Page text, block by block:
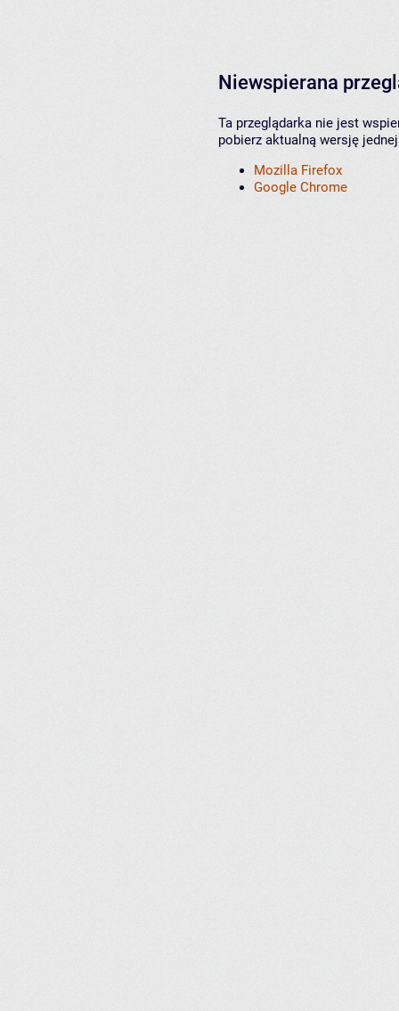
Niewspierana
Ta przeglądarka nie jest
pobierz aktualną wersję
Mozilla Firefox
Google Chrome